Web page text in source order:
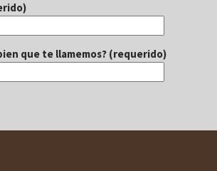
que te llamemos? (requerido)